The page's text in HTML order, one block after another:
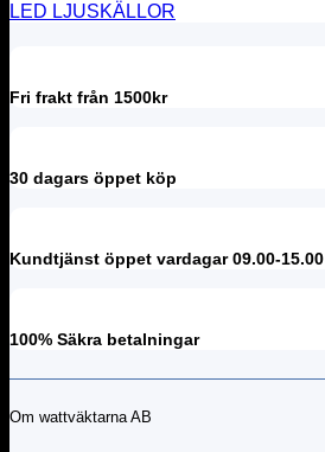
LED LJUSKÄLLOR
Fri frakt från 1500kr
30 dagars öppet köp
Kundtjänst öppet vardagar 09.00-15.00
100% Säkra betalningar
Om wattväktarna AB